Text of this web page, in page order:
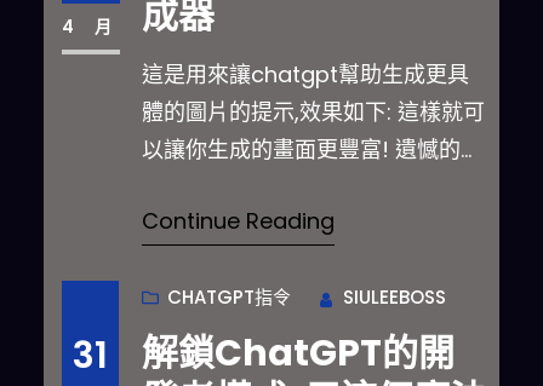
4 月 成器
這是用來讓chatgpt幫助生成更具
體的圖片的提示,效果如下: 這樣就可
以讓你生成的畫面更豐富! 遺憾的是
Continue Reading
31
CHATGPT指令 SIULEEBOSS
解鎖ChatGPT的開